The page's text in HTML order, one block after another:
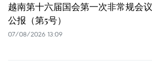
越南第十六届国会第一次非常规会议
公报（第5号）
07/08/2026 13:09